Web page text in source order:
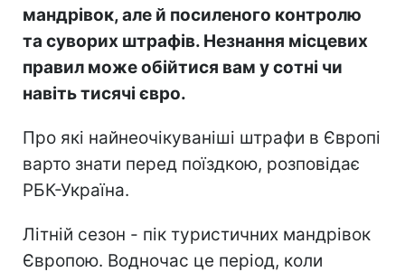
мандрівок, але й посиленого контролю
та суворих штрафів. Незнання місцевих
правил може обійтися вам у сотні чи
навіть тисячі євро.
Про які найнеочікуваніші штрафи в Європі
варто знати перед поїздкою, розповідає
РБК-Україна.
Літній сезон - пік туристичних мандрівок
Європою. Водночас це період, коли